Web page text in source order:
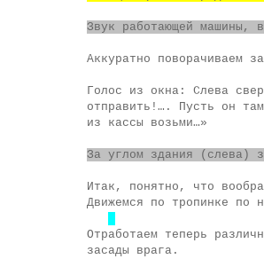
Звук работающей машины,
Аккуратно поворачиваем
Голос из окна: Слева
отправить!…. Пусть он
из кассы возьми…»
За углом здания (слева)
Итак, понятно, что
Движемся по тропинке по
Отработаем теперь
засады врага.